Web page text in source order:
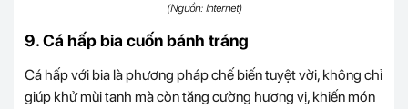
(Nguồn: Internet)
9. Cá hấp bia cuốn bánh tráng
Cá hấp với bia là phương pháp chế biến tuyệt vời, không chỉ
giúp khử mùi tanh mà còn tăng cường hương vị, khiến món